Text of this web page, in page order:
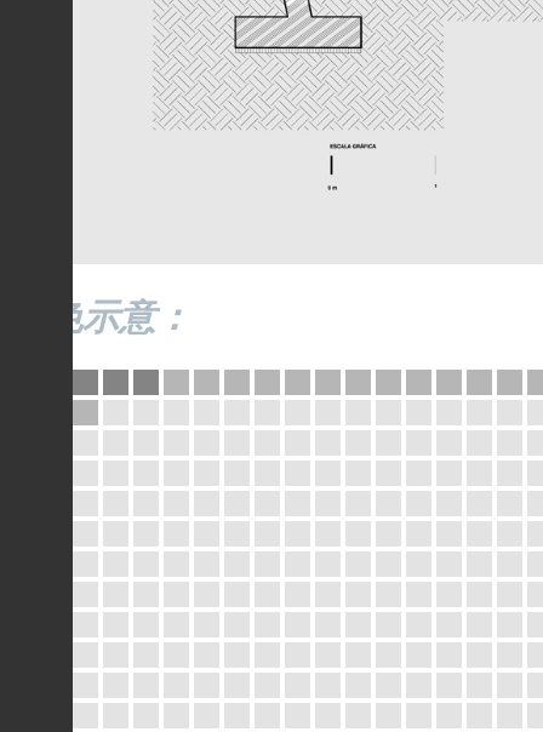
配色示意：